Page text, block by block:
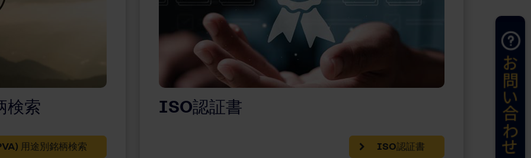
検索
用途別銘柄検索
ISO認証書
ISO認証書